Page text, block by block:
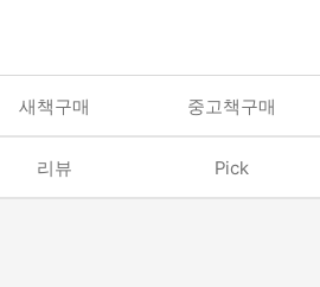
새책구매 중고책구매
리뷰 Pick